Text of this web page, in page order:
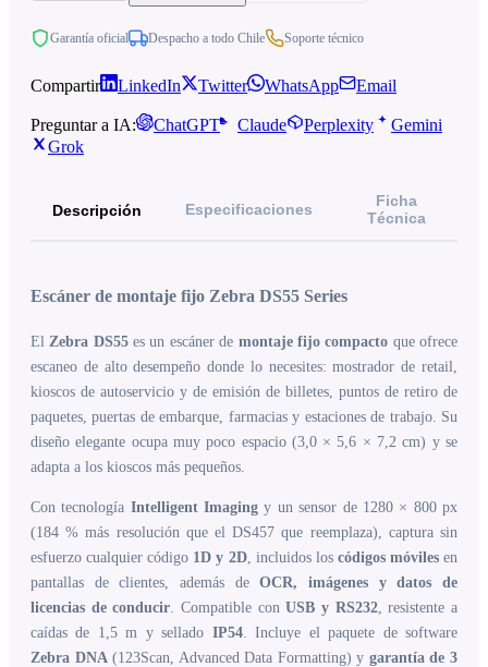
Garantía oficial Despacho a todo Chile Soporte técnico
Compartir LinkedIn Twitter WhatsApp Email
Preguntar a IA: ChatGPT Claude Perplexity
Gemini
Grok
Descripción Especificaciones
Ficha
Técnica
Escáner de montaje fijo Zebra DS55 Series
El Zebra DS55es un escáner de montaje fijo compacto que ofrece
escaneo de alto desempeño donde lo necesites: mostrador de retail,
kioscos de autoservicio y de emisión de billetes, puntos de retiro de
paquetes, puertas de embarque, farmacias y estaciones de trabajo. Su
diseño elegante ocupa muy poco espacio (3,0 × 5,6 × 7,2 cm) y se
adapta a los kioscos más pequeños.
Con tecnología Intelligent Imaging y un sensor de 1280 × 800 px
(184 % más resolución que el DS457 que reemplaza), captura sin
esfuerzo cualquier código 1D y 2D, incluidos los códigos móvilesen
pantallas de clientes, además deOCR, imágenes y datos de
licencias de conducir . Compatible conUSB y RS232, resistente a
caídas de 1,5 m y sellado IP54. Incluye el paquete de software
Zebra DNA (123Scan, Advanced Data Formatting) y garantía de 3